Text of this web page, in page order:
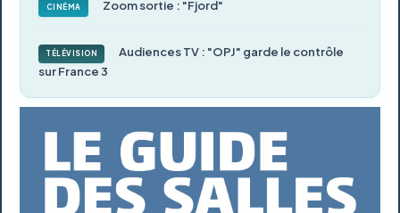
CINÉMA Zoom sortie : "Fjord"
TÉLÉVISION
Audiences TV : "OPJ" garde le contrôle
sur France 3